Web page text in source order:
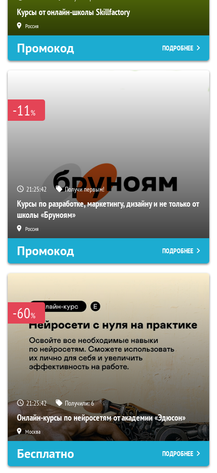
Курсы от онлайн-школы Skillfactory
Россия
Промокод ПОДРОБНЕЕ
-11%
21:25:41 Получи первым!
Курсы по разработке, маркетингу, дизайну и не только от
школы «Бруноям»
Россия
Промокод ПОДРОБНЕЕ
-60%
21:25:41 Получили:6
Онлайн-курсы по нейросетям от академии «Эдюсон»
Москва
Бесплатно ПОДРОБНЕЕ